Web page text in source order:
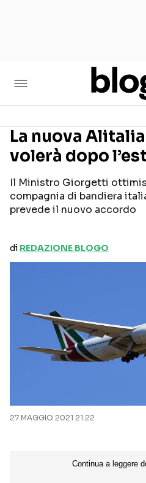
Seguici
La nuova
volerà dopo
Il Ministro Giorgetti
compagnia di bandiera
prevede il nuovo accordo
di REDAZIONE BLOGO
27 MAGGIO 2021 21:22